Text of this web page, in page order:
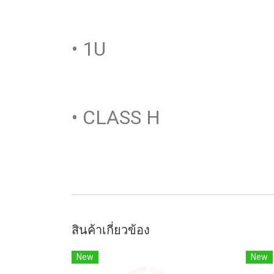
• 1U
• CLASS H
สินค้าเกี่ยวข้อง
New New